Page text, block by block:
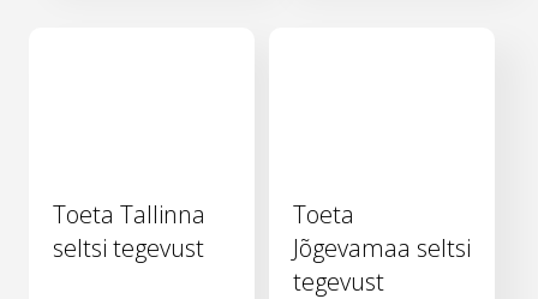
Toeta Tallinna
seltsi tegevust
Toeta
Jõgevamaa seltsi
tegevust